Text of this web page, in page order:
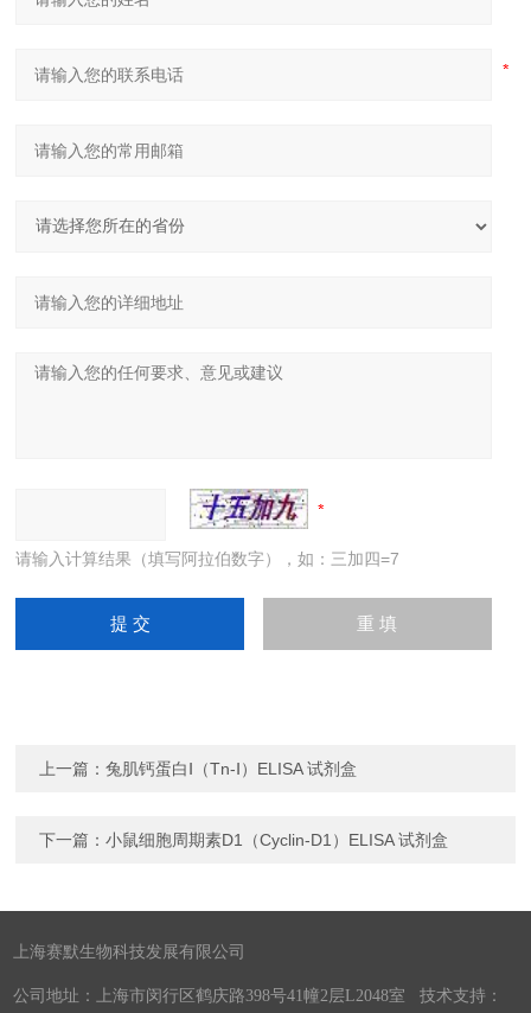
请输入计算结果（填写阿拉伯数字），如：三加四=7
上一篇：兔肌钙蛋白Ⅰ（Tn-Ⅰ）ELISA 试剂盒
下一篇：小鼠细胞周期素D1（Cyclin-D1）ELISA 试剂盒
上海赛默生物科技发展有限公司
公司地址：上海市闵行区鹤庆路398号41幢2层L2048室 技术支持：